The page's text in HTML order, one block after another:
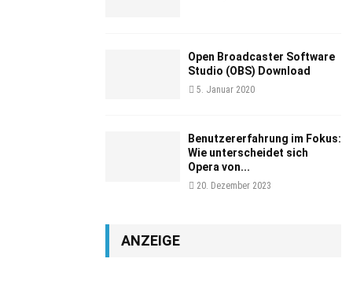
Open Broadcaster Software
Studio (OBS) Download
5. Januar 2020
Benutzererfahrung im Fokus:
Wie unterscheidet sich
Opera von...
20. Dezember 2023
ANZEIGE